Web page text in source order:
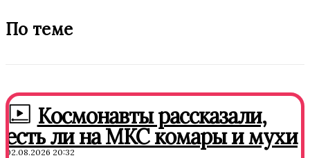
По теме
Космонавты рассказали,
есть ли на МКС комары и мухи
02.08.2026 20:32